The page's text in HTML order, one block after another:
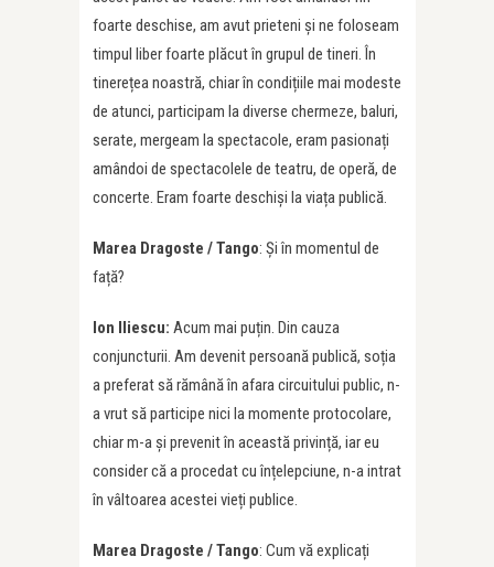
foarte deschise, am avut prieteni și ne foloseam
timpul liber foarte plăcut în grupul de tineri. În
tinerețea noastră, chiar în condițiile mai modeste
de atunci, participam la diverse chermeze, baluri,
serate, mergeam la spectacole, eram pasionați
amândoi de spectacolele de teatru, de operă, de
concerte. Eram foarte deschiși la viața publică.
Marea Dragoste / Tango: Și în momentul de
față?
Ion Iliescu: Acum mai puțin. Din cauza
conjuncturii. Am devenit persoană publică, soția
a preferat să rămână în afara circuitului public, n-
a vrut să participe nici la momente protocolare,
chiar m-a și prevenit în această privință, iar eu
consider că a procedat cu înțelepciune, n-a intrat
în vâltoarea acestei vieți publice.
Marea Dragoste / Tango: Cum vă explicați